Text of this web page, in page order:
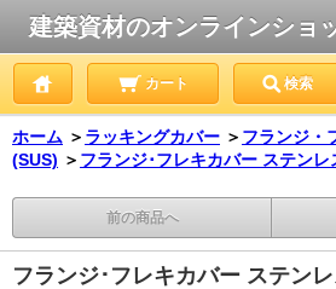
建築資材のオンラインショ
カート 検索
ホーム ＞ ラッキングカバー ＞ フランジ・
(SUS) ＞ フランジ･フレキカバー ステン
前の商品へ
フランジ･フレキカバー ステン